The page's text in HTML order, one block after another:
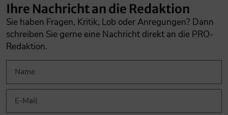
Ihre Nachricht an die Redaktion
Sie haben Fragen, Kritik, Lob oder Anregungen? Dann
schreiben Sie gerne eine Nachricht direkt an die PRO-
Redaktion.